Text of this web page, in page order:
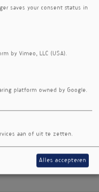
status
nieuwsbrief
actueel
hangen
nr. 274
kan
nieuwsbrief
nr. 147
saves your consent status in
by Vimeo, LLC (USA).
platform owned by Google.
aan of uit te zetten.
Alles accepteren